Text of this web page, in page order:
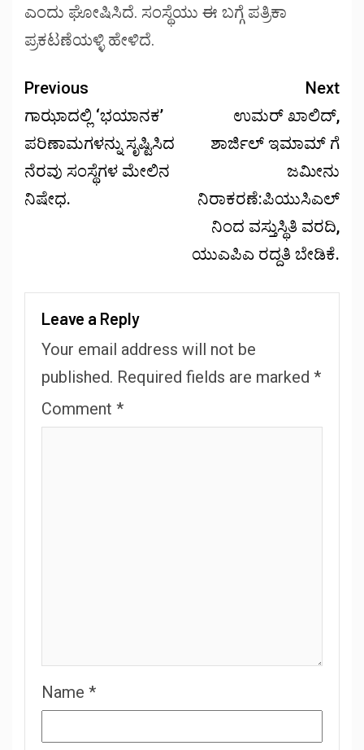
ಎಂದು ಘೋಷಿಸಿದೆ. ಸಂಸ್ಥೆಯು ಈ ಬಗ್ಗೆ ಪತ್ರಿಕಾ
ಪ್ರಕಟಣೆಯಳ್ಳಿ ಹೇಳಿದೆ.
Previous
ಗಾಝಾದಲ್ಲಿ ‘ಭಯಾನಕ’
ಪರಿಣಾಮಗಳನ್ನು ಸೃಷ್ಟಿಸಿದ
ನೆರವು ಸಂಸ್ಥೆಗಳ ಮೇಲಿನ
ನಿಷೇಧ.
Next
ಉಮರ್ ಖಾಲಿದ್,
ಶಾರ್ಜಿಲ್ ಇಮಾಮ್ ಗೆ
ಜಮೀನು
ನಿರಾಕರಣೆ:ಪಿಯುಸಿಎಲ್
ನಿಂದ ವಸ್ತುಸ್ಥಿತಿ ವರದಿ,
ಯುಎಪಿಎ ರದ್ದತಿ ಬೇಡಿಕೆ.
Leave a Reply
Your email address will not be
published. Required fields are marked *
Comment *
Name *